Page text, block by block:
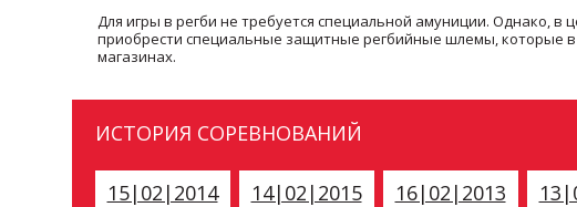
Для игры в регби не требуется специальной амуниции. Однако, в
приобрести специальные защитные регбийные шлемы, которые
магазинах.
ИСТОРИЯ СОРЕВНОВАНИЙ
15|02|2014 14|02|2015 16|02|2013